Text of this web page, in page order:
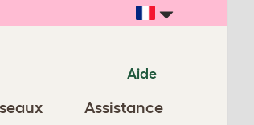
Aide
Assistance